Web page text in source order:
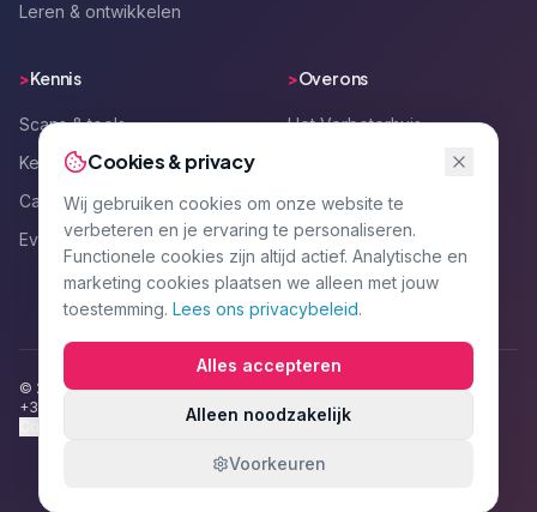
Leren & ontwikkelen
>Kennis
Scans & tools
Kennisartikelen
Cases
Events
>Over ons
Het Verbeterhuis
Werken bij
Kennismaken
Contact
© 2026 Het VerbeterhuisKvK:92319041
+31 (0)55 234 0010
info@hetverbeterhuis.nlPrivacy
Cookies & privacy
Wij gebruiken cookies om onze website te
verbeteren en je ervaring te personaliseren.
Functionele cookies zijn altijd actief. Analytische en
marketing cookies plaatsen we alleen met jouw
toestemming. Lees ons privacybeleid.
Alles accepteren
Alleen noodzakelijk
Voorkeuren